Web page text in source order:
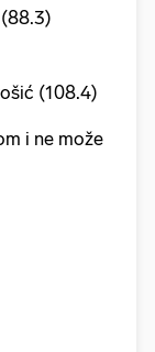
(108.4)
i ne može